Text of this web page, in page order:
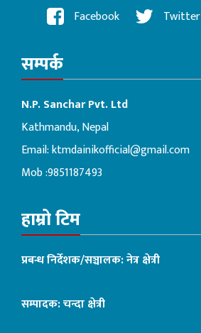
Facebook Twitter
सम्पर्क
N.P. Sanchar Pvt. Ltd
Kathmandu, Nepal
Email:ktmdainikofficial@gmail.com
Mob :9851187493
हाम्रो टिम
प्रबन्ध निर्देशक/सञ्चालक: नेत्र क्षेत्री
सम्पादक: चन्दा क्षेत्री